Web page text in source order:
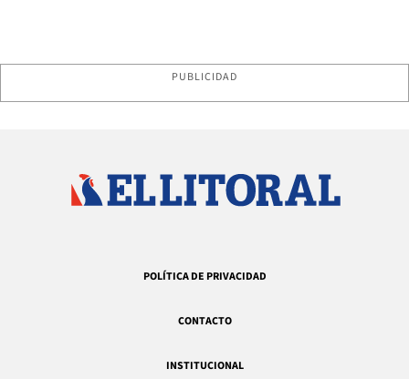
PUBLICIDAD
POLÍTICA DE PRIVACIDAD
CONTACTO
INSTITUCIONAL